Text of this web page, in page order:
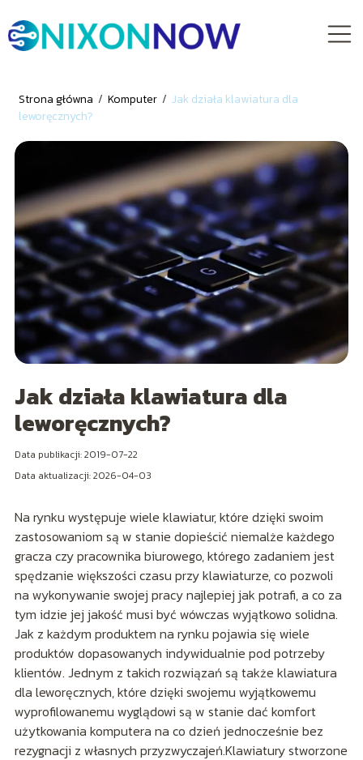
Strona główna / Komputer / Jak działa klawiatura dla
leworęcznych?
Jak działa klawiatura dla
leworęcznych?
Data publikacji: 2019-07-22
Data aktualizacji: 2026-04-03
Na rynku występuje wiele klawiatur, które dzięki swoim
zastosowaniom są w stanie dopieścić niemalże każdego
gracza czy pracownika biurowego, którego zadaniem jest
spędzanie większości czasu przy klawiaturze, co pozwoli
na wykonywanie swojej pracy najlepiej jak potrafi, a co za
tym idzie jej jakość musi być wówczas wyjątkowo solidna.
Jak z każdym produktem na rynku pojawia się wiele
produktów dopasowanych indywidualnie pod potrzeby
klientów. Jednym z takich rozwiązań są także klawiatura
dla leworęcznych, które dzięki swojemu wyjątkowemu
wyprofilowanemu wyglądowi są w stanie dać komfort
użytkowania komputera na co dzień jednocześnie bez
rezygnacji z własnych przyzwyczajeń.Klawiatury stworzone